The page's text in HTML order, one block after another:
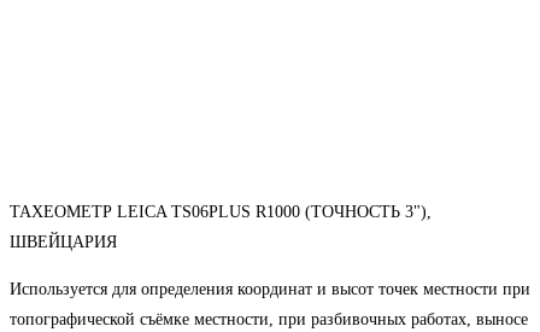
ТАХЕОМЕТР LEICA TS06PLUS R1000 (ТОЧНОСТЬ 3"),
ШВЕЙЦАРИЯ
Используется для определения координат и высот точек местности при
топографической съёмке местности, при разбивочных работах, выносе